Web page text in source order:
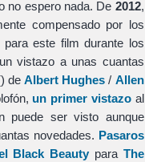
no espero nada. De 2012,
compensado por los
este film durante los
vistazo a unas cuantas
deAlbert Hughes / Allen
un primer vistazoal
puede ser visto aunque
novedades. Pasaros
Black Beauty para The